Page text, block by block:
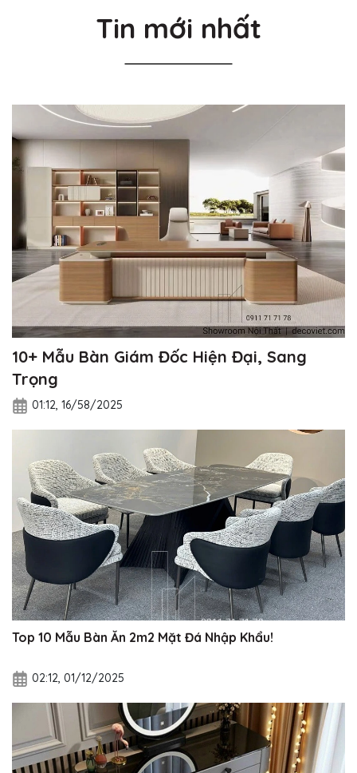
Tin mới nhất
10+ Mẫu Bàn Giám Đốc Hiện Đại, Sang
Trọng
01:12, 16/58/2025
Top 10 Mẫu Bàn Ăn 2m2 Mặt Đá Nhập Khẩu!
02:12, 01/12/2025